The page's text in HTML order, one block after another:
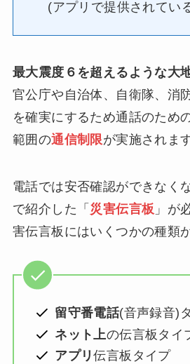
(アプリで提供されてい
最大震度６を超えるような大
官公庁や自治体、自衛隊、消
を確実にするため通話のため
範囲の通信制限が実施されます
電話では安否確認ができなく
で紹介した「 災害伝言板 」が
害伝言板にはいくつかの種類
留守番電話(音声録音)
ネット上の伝言板タイ
アプリ伝言板タイプ